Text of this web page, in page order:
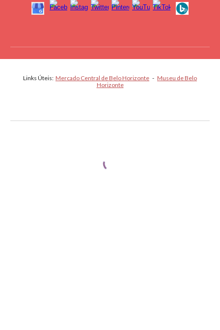
Links Úteis: Mercado Central de Belo Horizonte - Museu de Belo
Horizonte